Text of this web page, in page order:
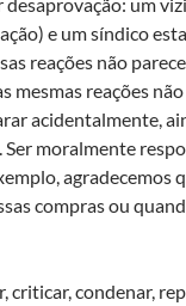
e um síndico
reações não
mesmas reações
acidentalmente,
moralmente
agradecemos
compras ou
criticar, condenar,